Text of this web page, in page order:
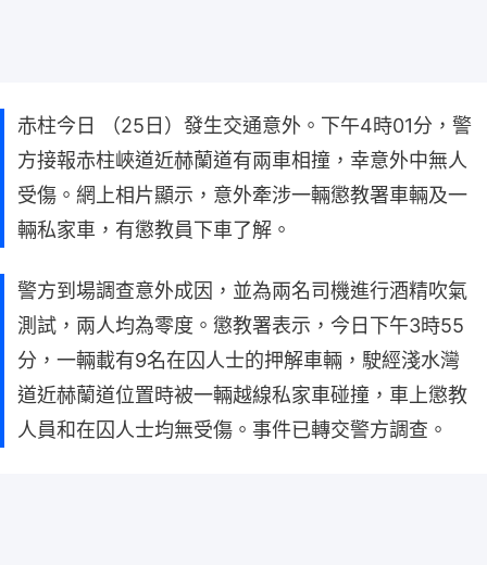
赤柱今日 （25日）發生交通意外。下午4時01分，警
方接報赤柱峽道近赫蘭道有兩車相撞，幸意外中無人
受傷。網上相片顯示，意外牽涉一輛懲教署車輛及一
輛私家車，有懲教員下車了解。
警方到場調查意外成因，並為兩名司機進行酒精吹氣
測試，兩人均為零度。懲教署表示，今日下午3時55
分，一輛載有9名在囚人士的押解車輛，駛經淺水灣
道近赫蘭道位置時被一輛越線私家車碰撞，車上懲教
人員和在囚人士均無受傷。事件已轉交警方調查。